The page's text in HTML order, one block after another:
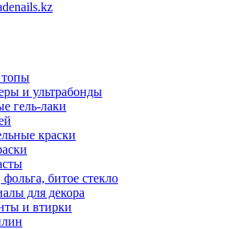
и ультрабонды
гель-лаки
краски
битое стекло
для декора
и втирки